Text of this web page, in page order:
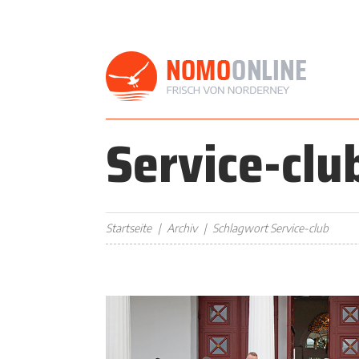
Service-
Startseite Archiv Schlagwort Service-club